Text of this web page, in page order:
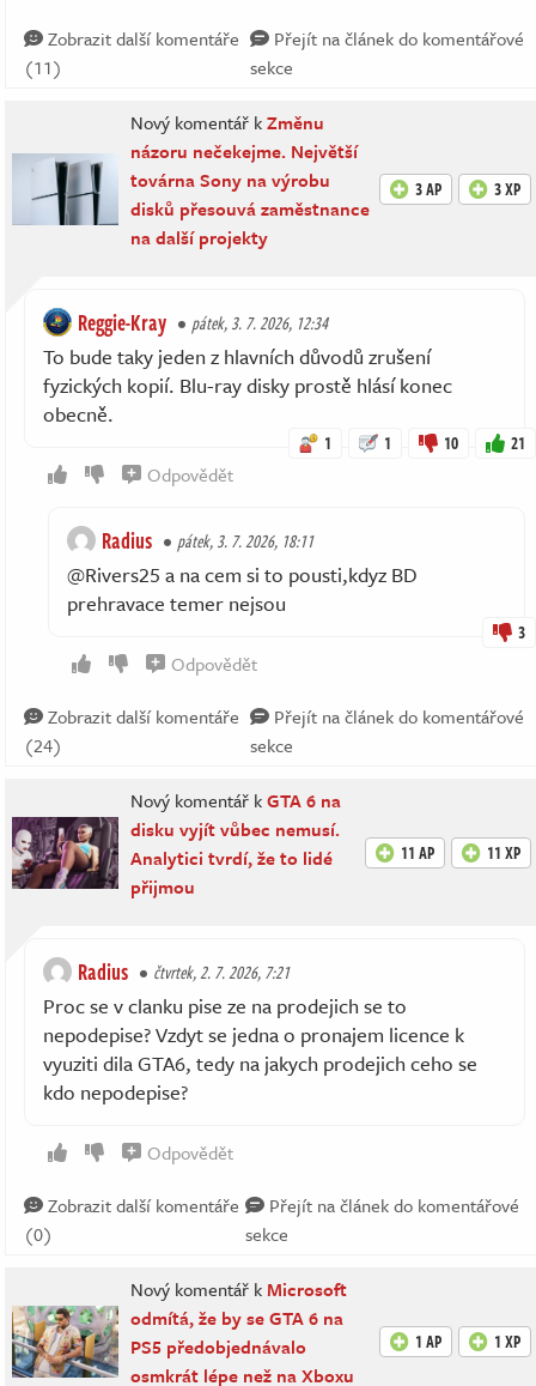
Zobrazit další komentáře
(11)
Přejít na článek do komentářové
sekce
Nový komentář kZměnu
názoru nečekejme. Největší
továrna Sony na výrobu
disků přesouvá zaměstnance
na další projekty
3 AP 3 XP
Reggie-Kray pátek, 3. 7. 2026, 12:34
To bude taky jeden z hlavních důvodů zrušení
fyzických kopií. Blu-ray disky prostě hlásí konec
obecně.
1 1 10 21
Odpovědět
Radius pátek, 3. 7. 2026, 18:11
@Rivers25 a na cem si to pousti,kdyz BD
prehravace temer nejsou
3
Odpovědět
Zobrazit další komentáře
(24)
Přejít na článek do komentářové
sekce
Nový komentář kGTA 6 na
disku vyjít vůbec nemusí.
Analytici tvrdí, že to lidé
přijmou
11 AP 11 XP
Radius čtvrtek, 2. 7. 2026, 7:21
Proc se v clanku pise ze na prodejich se to
nepodepise? Vzdyt se jedna o pronajem licence k
vyuziti dila GTA6, tedy na jakych prodejich ceho se
kdo nepodepise?
Odpovědět
Zobrazit další komentáře
(0)
Přejít na článek do komentářové
sekce
Nový komentář k Microsoft
odmítá, že by se GTA 6 na
PS5 předobjednávalo
osmkrát lépe než na Xboxu
1 AP 1 XP